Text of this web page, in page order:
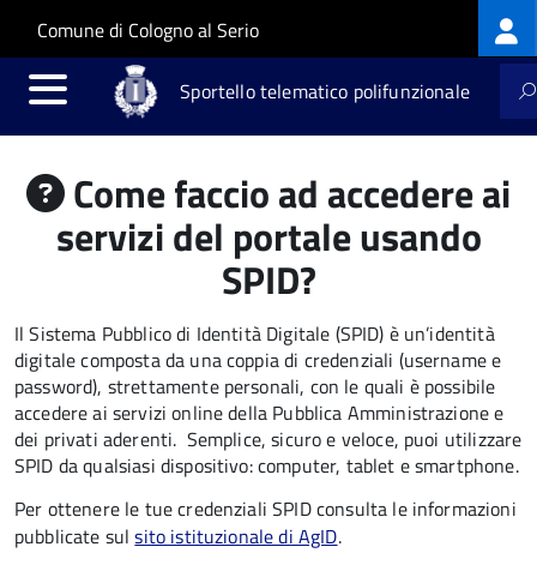
Salta al contenuto principale
Skip to site navigation
Comune di Cologno al Serio
Sportello telematico polifunzionale
Come faccio ad accedere ai
servizi del portale usando
SPID?
Il Sistema Pubblico di Identità Digitale (SPID) è un’identità
digitale composta da una coppia di credenziali (username e
password), strettamente personali, con le quali è possibile
accedere ai servizi online della Pubblica Amministrazione e
dei privati aderenti. Semplice, sicuro e veloce, puoi utilizzare
SPID da qualsiasi dispositivo: computer, tablet e smartphone.
Per ottenere le tue credenziali SPID consulta le informazioni
pubblicate sulsito istituzionale di AgID.